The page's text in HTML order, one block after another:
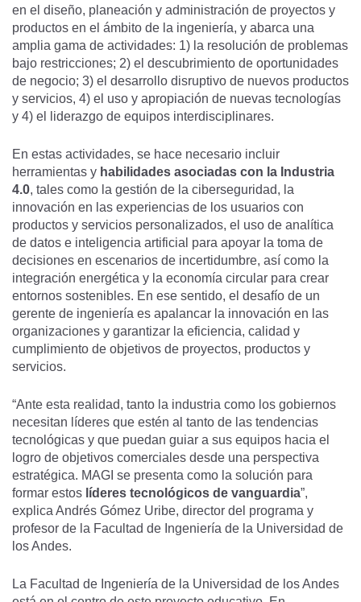
en el diseño, planeación y administración de proyectos y
productos en el ámbito de la ingeniería, y abarca una
amplia gama de actividades: 1) la resolución de problemas
bajo restricciones; 2) el descubrimiento de oportunidades
de negocio; 3) el desarrollo disruptivo de nuevos productos
y servicios, 4) el uso y apropiación de nuevas tecnologías
y 4) el liderazgo de equipos interdisciplinares.
En estas actividades, se hace necesario incluir
herramientas y habilidades asociadas con la Industria
4.0, tales como la gestión de la ciberseguridad, la
innovación en las experiencias de los usuarios con
productos y servicios personalizados, el uso de analítica
de datos e inteligencia artificial para apoyar la toma de
decisiones en escenarios de incertidumbre, así como la
integración energética y la economía circular para crear
entornos sostenibles. En ese sentido, el desafío de un
gerente de ingeniería es apalancar la innovación en las
organizaciones y garantizar la eficiencia, calidad y
cumplimiento de objetivos de proyectos, productos y
servicios.
“Ante esta realidad, tanto la industria como los gobiernos
necesitan líderes que estén al tanto de las tendencias
tecnológicas y que puedan guiar a sus equipos hacia el
logro de objetivos comerciales desde una perspectiva
estratégica. MAGI se presenta como la solución para
formar estos líderes tecnológicos de vanguardia”,
explica Andrés Gómez Uribe, director del programa y
profesor de la Facultad de Ingeniería de la Universidad de
los Andes.
La Facultad de Ingeniería de la Universidad de los Andes